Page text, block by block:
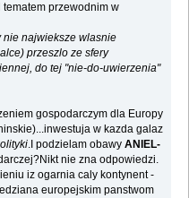
przewodnim w
nie najwieksze wlasnie
przeszlo ze sfery
do tej "nie-do-uwierzenia"
gospodarczym dla Europy
w kazda galaz
.I podzielam obawyANIEL-
nie zna odpowiedzi.
iz ogarnia caly kontynent -
europejskim panstwom